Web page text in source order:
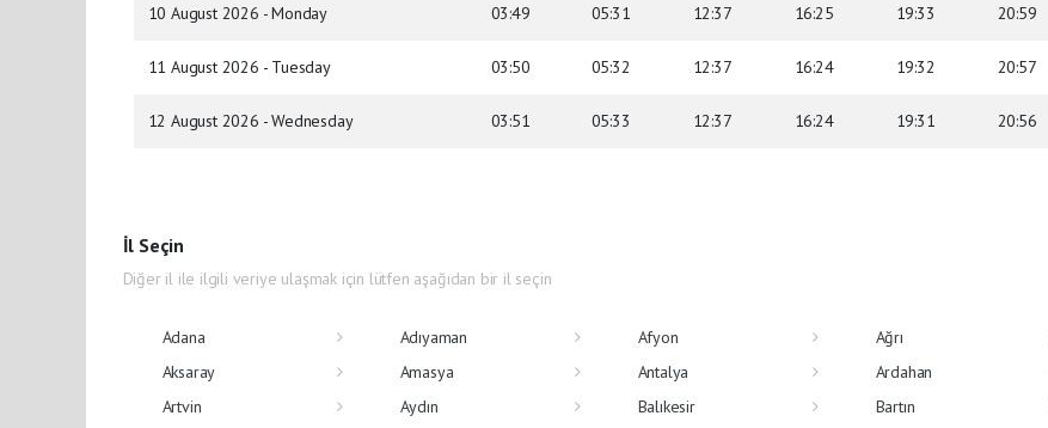
10 August 2026 - Monday 03:49 05:31 12:37 16:25 19:33 20:59
11 August 2026 - Tuesday 03:50 05:32 12:37 16:24 19:32 20:57
12 August 2026 - Wednesday 03:51 05:33 12:37 16:24 19:31 20:56
İl Seçin
Diğer il ile ilgili veriye ulaşmak için lütfen aşağıdan bir il seçin
Adana Adıyaman Afyon
Ağrı
Aksaray
Amasya Antalya
Ardahan
Artvin
Aydın Balıkesir
Bartın